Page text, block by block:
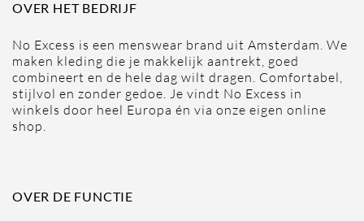
OVER HET BEDRIJF
No Excess is een menswear brand uit Amsterdam. We
maken kleding die je makkelijk aantrekt, goed
combineert en de hele dag wilt dragen. Comfortabel,
stijlvol en zonder gedoe. Je vindt No Excess in
winkels door heel Europa én via onze eigen online
shop.
OVER DE FUNCTIE